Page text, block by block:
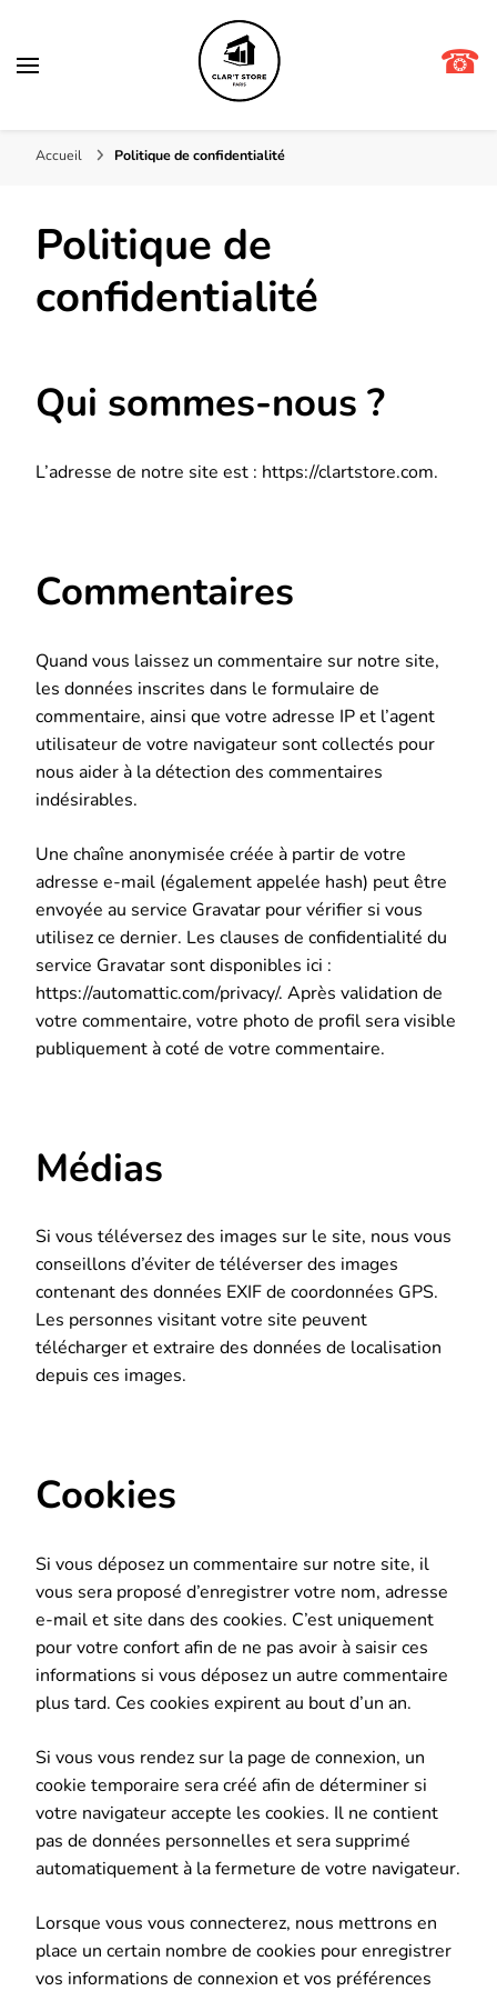
☎
Accueil Politique de confidentialité
Politique de
confidentialité
Qui sommes-nous ?
L’adresse de notre site est : https://clartstore.com.
Commentaires
Quand vous laissez un commentaire sur notre site,
les données inscrites dans le formulaire de
commentaire, ainsi que votre adresse IP et l’agent
utilisateur de votre navigateur sont collectés pour
nous aider à la détection des commentaires
indésirables.
Une chaîne anonymisée créée à partir de votre
adresse e-mail (également appelée hash) peut être
envoyée au service Gravatar pour vérifier si vous
utilisez ce dernier. Les clauses de confidentialité du
service Gravatar sont disponibles ici :
https://automattic.com/privacy/. Après validation de
votre commentaire, votre photo de profil sera visible
publiquement à coté de votre commentaire.
Médias
Si vous téléversez des images sur le site, nous vous
conseillons d’éviter de téléverser des images
contenant des données EXIF de coordonnées GPS.
Les personnes visitant votre site peuvent
télécharger et extraire des données de localisation
depuis ces images.
Cookies
Si vous déposez un commentaire sur notre site, il
vous sera proposé d’enregistrer votre nom, adresse
e-mail et site dans des cookies. C’est uniquement
pour votre confort afin de ne pas avoir à saisir ces
informations si vous déposez un autre commentaire
plus tard. Ces cookies expirent au bout d’un an.
Si vous vous rendez sur la page de connexion, un
cookie temporaire sera créé afin de déterminer si
votre navigateur accepte les cookies. Il ne contient
pas de données personnelles et sera supprimé
automatiquement à la fermeture de votre navigateur.
Lorsque vous vous connecterez, nous mettrons en
place un certain nombre de cookies pour enregistrer
vos informations de connexion et vos préférences